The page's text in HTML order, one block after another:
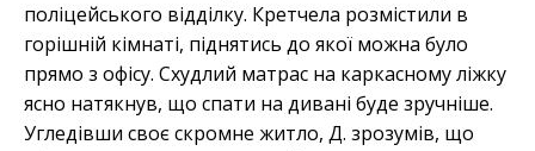
поліцейського відділку. Кретчела розмістили в
горішній кімнаті, піднятись до якої можна було
прямо з офісу. Схудлий матрас на каркасному ліжку
ясно натякнув, що спати на дивані буде зручніше.
Угледівши своє скромне житло, Д. зрозумів, що